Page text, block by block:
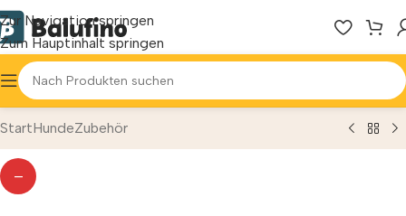
Zur Navigation springen
Zum Hauptinhalt springen
StartHundeZubehör
—